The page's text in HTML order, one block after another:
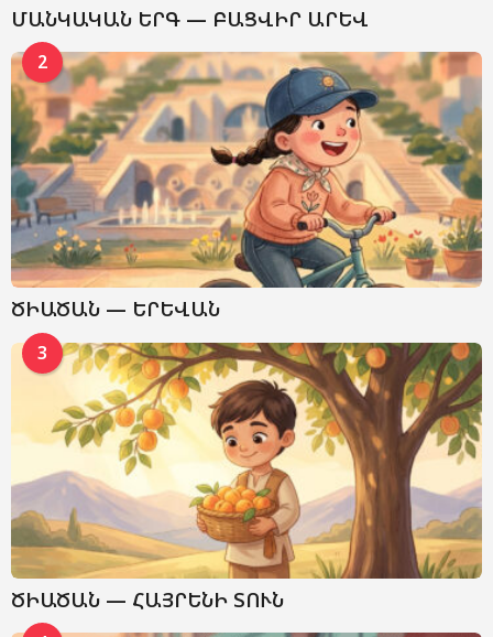
ՄԱՆԿԱԿԱՆ ԵՐԳ — ԲԱՑՎԻՐ ԱՐԵՎ
2
ԾԻԱԾԱՆ — ԵՐԵՎԱՆ
3
ԾԻԱԾԱՆ — ՀԱՅՐԵՆԻ ՏՈՒՆ